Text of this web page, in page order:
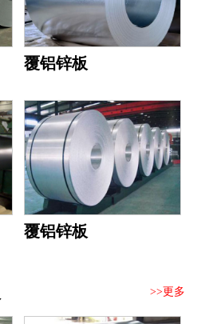
覆铝锌板
覆铝锌板
>>更多